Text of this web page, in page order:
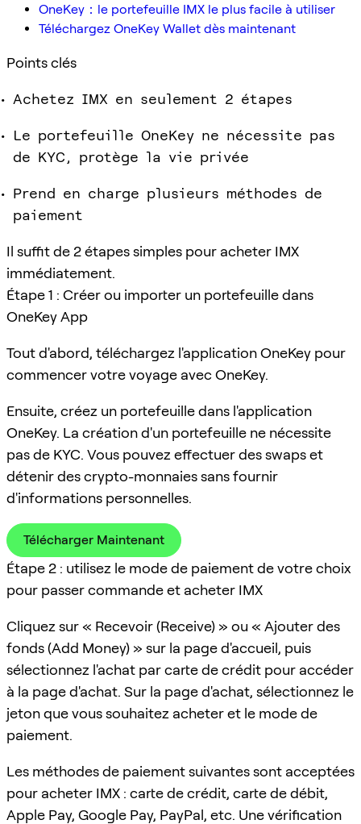
OneKey：le portefeuille IMX le plus facile à utiliser
Téléchargez OneKey Wallet dès maintenant
Points clés
Achetez IMX en seulement 2 étapes
Le portefeuille OneKey ne nécessite pas
de KYC, protège la vie privée
Prend en charge plusieurs méthodes de
paiement
Il suffit de 2 étapes simples pour acheter IMX
immédiatement.
Étape 1 : Créer ou importer un portefeuille dans
OneKey App
Tout d'abord, téléchargez l'application OneKey pour
commencer votre voyage avec OneKey.
Ensuite, créez un portefeuille dans l'application
OneKey. La création d'un portefeuille ne nécessite
pas de KYC. Vous pouvez effectuer des swaps et
détenir des crypto-monnaies sans fournir
d'informations personnelles.
Télécharger Maintenant
Étape 2 : utilisez le mode de paiement de votre choix
pour passer commande et acheter IMX
Cliquez sur « Recevoir (Receive) » ou « Ajouter des
fonds (Add Money) » sur la page d'accueil, puis
sélectionnez l'achat par carte de crédit pour accéder
à la page d'achat. Sur la page d'achat, sélectionnez le
jeton que vous souhaitez acheter et le mode de
paiement.
Les méthodes de paiement suivantes sont acceptées
pour acheter IMX : carte de crédit, carte de débit,
Apple Pay, Google Pay, PayPal, etc. Une vérification